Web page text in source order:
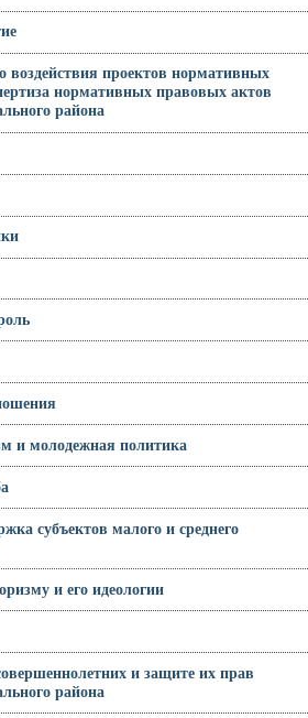
воздействия проектов нормативных
нормативных правовых актов
района
и молодежная политика
субъектов малого и среднего
и его идеологии
и защите их прав
района